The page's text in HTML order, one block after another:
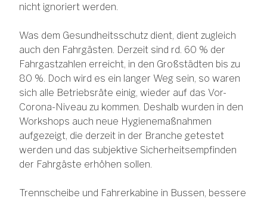
nicht ignoriert werden.
Was dem Gesundheitsschutz dient, dient zugleich
auch den Fahrgästen. Derzeit sind rd. 60 % der
Fahrgastzahlen erreicht, in den Großstädten bis zu
80 %. Doch wird es ein langer Weg sein, so waren
sich alle Betriebsräte einig, wieder auf das Vor-
Corona-Niveau zu kommen. Deshalb wurden in den
Workshops auch neue Hygienemaßnahmen
aufgezeigt, die derzeit in der Branche getestet
werden und das subjektive Sicherheitsempfinden
der Fahrgäste erhöhen sollen.
Trennscheibe und Fahrerkabine in Bussen, bessere